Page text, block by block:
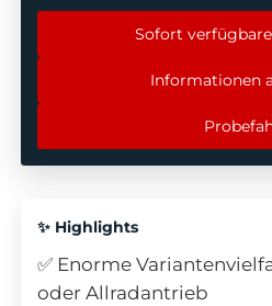
Sofort
Informationen
✨ Highlights
✅ Enorme
oder Allradantrieb